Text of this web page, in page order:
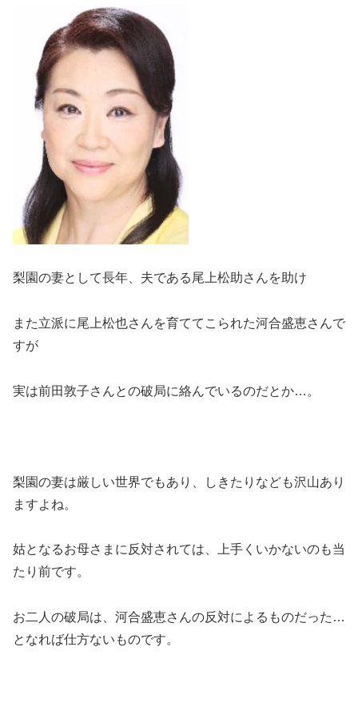
梨園の妻として長年、夫である尾上松助さんを助け
また立派に尾上松也さんを育ててこられた河合盛恵さんで
すが
実は前田敦子さんとの破局に絡んでいるのだとか…。
梨園の妻は厳しい世界でもあり、しきたりなども沢山あり
ますよね。
姑となるお母さまに反対されては、上手くいかないのも当
たり前です。
お二人の破局は、河合盛恵さんの反対によるものだった…
となれば仕方ないものです。